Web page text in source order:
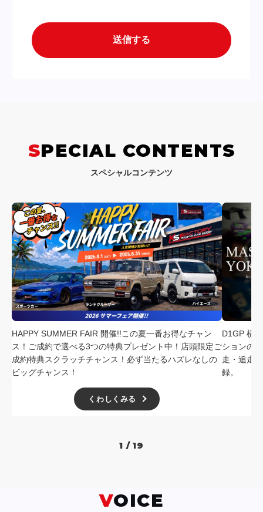
SPECIAL CONTENTS
スペシャルコンテンツ
HAPPY SUMMER FAIR 開催!!この夏一番お得なチャン
ス！ご成約で選べる3つの特典プレゼント中！店頭限定ご
成約特典スクラッチチャンス！必ず当たるハズレなしの
ビッグチャンス！
くわしくみる
D1GP 横
ションの
走・追走
録。
1 / 19
VOICE